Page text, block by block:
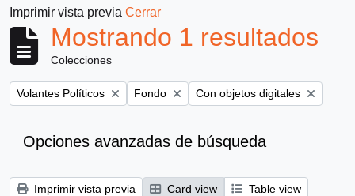
Imprimir vista previa Cerrar
Mostrando 1 resultados
Colecciones
Remove filter:
Volantes Políticos Remove filter:
Fondo Remove filter:
Con objetos digitales
Opciones avanzadas de búsqueda
Imprimir vista previa Card view
Table view